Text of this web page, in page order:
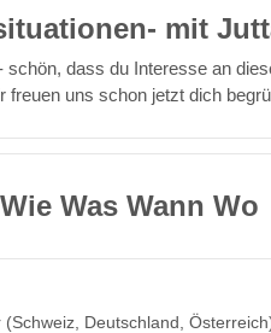
mit
schön, dass du Interesse an
freuen uns schon jetzt dich
Wie Was Wann Wo
Deutschland,